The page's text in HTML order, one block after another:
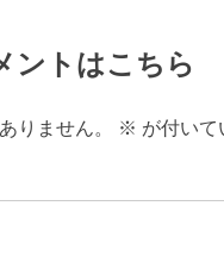
ントはこちら
りません。 ※ が付いて